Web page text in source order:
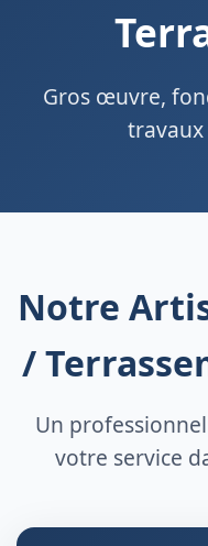
Gros œuvre,
Notre
/
Un
votre service